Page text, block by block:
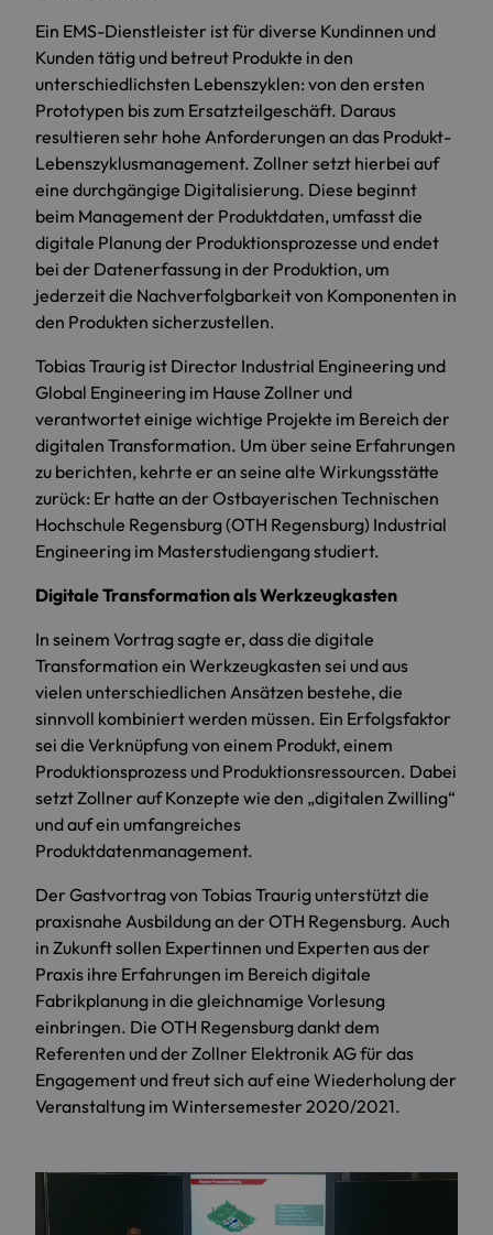
Ein EMS-Dienstleister ist für diverse Kundinnen und
Kunden tätig und betreut Produkte in den
unterschiedlichsten Lebenszyklen: von den ersten
Prototypen bis zum Ersatzteilgeschäft. Daraus
resultieren sehr hohe Anforderungen an das Produkt-
Lebenszyklusmanagement. Zollner setzt hierbei auf
eine durchgängige Digitalisierung. Diese beginnt
beim Management der Produktdaten, umfasst die
digitale Planung der Produktionsprozesse und endet
bei der Datenerfassung in der Produktion, um
jederzeit die Nachverfolgbarkeit von Komponenten in
den Produkten sicherzustellen.
Tobias Traurig ist Director Industrial Engineering und
Global Engineering im Hause Zollner und
verantwortet einige wichtige Projekte im Bereich der
digitalen Transformation. Um über seine Erfahrungen
zu berichten, kehrte er an seine alte Wirkungsstätte
zurück: Er hatte an der Ostbayerischen Technischen
Hochschule Regensburg (OTH Regensburg) Industrial
Engineering im Masterstudiengang studiert.
Digitale Transformation als Werkzeugkasten
In seinem Vortrag sagte er, dass die digitale
Transformation ein Werkzeugkasten sei und aus
vielen unterschiedlichen Ansätzen bestehe, die
sinnvoll kombiniert werden müssen. Ein Erfolgsfaktor
sei die Verknüpfung von einem Produkt, einem
Produktionsprozess und Produktionsressourcen. Dabei
setzt Zollner auf Konzepte wie den „digitalen Zwilling“
und auf ein umfangreiches
Produktdatenmanagement.
Der Gastvortrag von Tobias Traurig unterstützt die
praxisnahe Ausbildung an der OTH Regensburg. Auch
in Zukunft sollen Expertinnen und Experten aus der
Praxis ihre Erfahrungen im Bereich digitale
Fabrikplanung in die gleichnamige Vorlesung
einbringen. Die OTH Regensburg dankt dem
Referenten und der Zollner Elektronik AG für das
Engagement und freut sich auf eine Wiederholung der
Veranstaltung im Wintersemester 2020/2021.